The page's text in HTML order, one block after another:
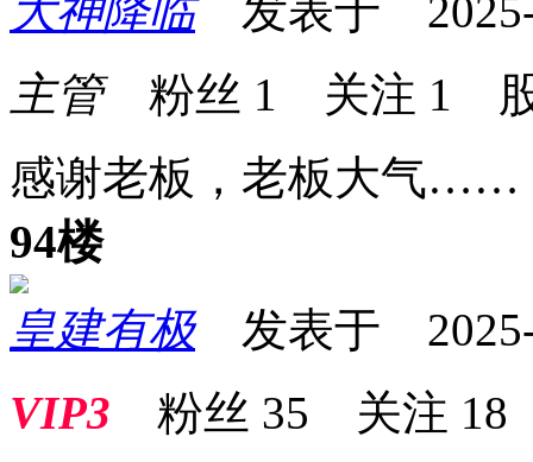
大神降临发表于 2025-
主管粉丝 1 关注 1
感谢老板，老板大气……
94楼
皇建有极发表于 2025-
VIP3 粉丝 35 关注 18